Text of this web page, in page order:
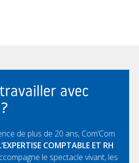
avec
de plus de 20 ans, Com’Com
COMPTABLE ET RH
le spectacle vivant, les